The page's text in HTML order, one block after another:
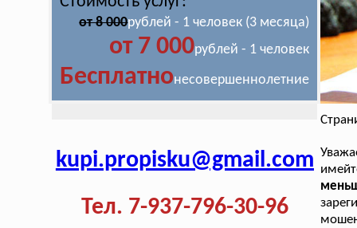
от 8 000рублей - 1 человек (3 месяца)
от 7 000рублей - 1 человек
Бесплатнонесовершеннолетние
kupi.propisku@gmail.com
Тел. 7-937-796-30-96